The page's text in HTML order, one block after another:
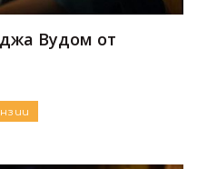
Вудом от